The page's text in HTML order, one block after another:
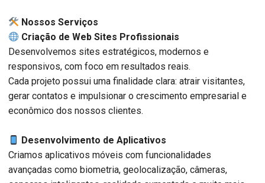
️ Nossos Serviços
Criação de Web Sites Profissionais
Desenvolvemos sites estratégicos, modernos e
responsivos, com foco em resultados reais.
Cada projeto possui uma finalidade clara: atrair visitantes,
gerar contatos e impulsionar o crescimento empresarial e
econômico dos nossos clientes.
Desenvolvimento de Aplicativos
Criamos aplicativos móveis com funcionalidades
avançadas como biometria, geolocalização, câmeras,